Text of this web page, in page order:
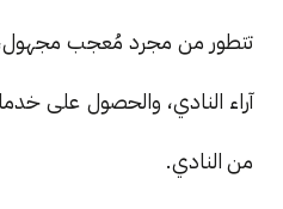
تتطور من مجرد مُعجب
آراء النادي، والحصول على
من النادي.